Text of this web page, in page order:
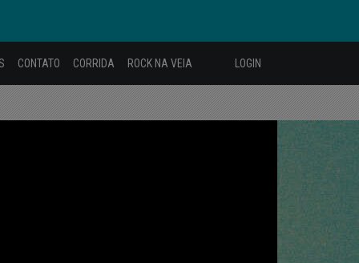
CONTATO CORRIDA ROCK NA VEIA LOGIN